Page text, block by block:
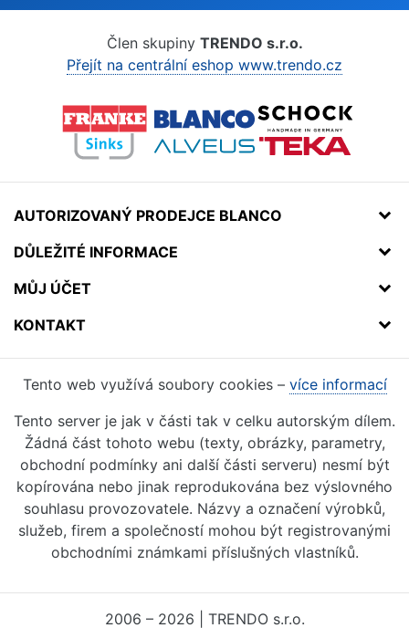
Člen skupiny TRENDO s.r.o.
Přejít na centrální eshop www.trendo.cz
AUTORIZOVANÝ PRODEJCE BLANCO
DŮLEŽITÉ INFORMACE
MŮJ ÚČET
KONTAKT
Tento web využívá soubory cookies – více informací
Tento server je jak v části tak v celku autorským dílem.
Žádná část tohoto webu (texty, obrázky, parametry,
obchodní podmínky ani další části serveru) nesmí být
kopírována nebo jinak reprodukována bez výslovného
souhlasu provozovatele. Názvy a označení výrobků,
služeb, firem a společností mohou být registrovanými
obchodními známkami příslušných vlastníků.
2006 – 2026 | TRENDO s.r.o.